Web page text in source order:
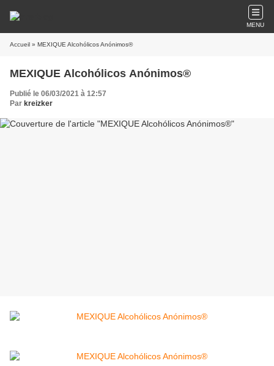
MENU
Accueil » MEXIQUE Alcohólicos Anónimos®
MEXIQUE Alcohólicos Anónimos®
Publié le 06/03/2021 à 12:57
Par kreizker